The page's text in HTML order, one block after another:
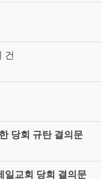
건
당회 규탄 결의문
일교회 당회 결의문